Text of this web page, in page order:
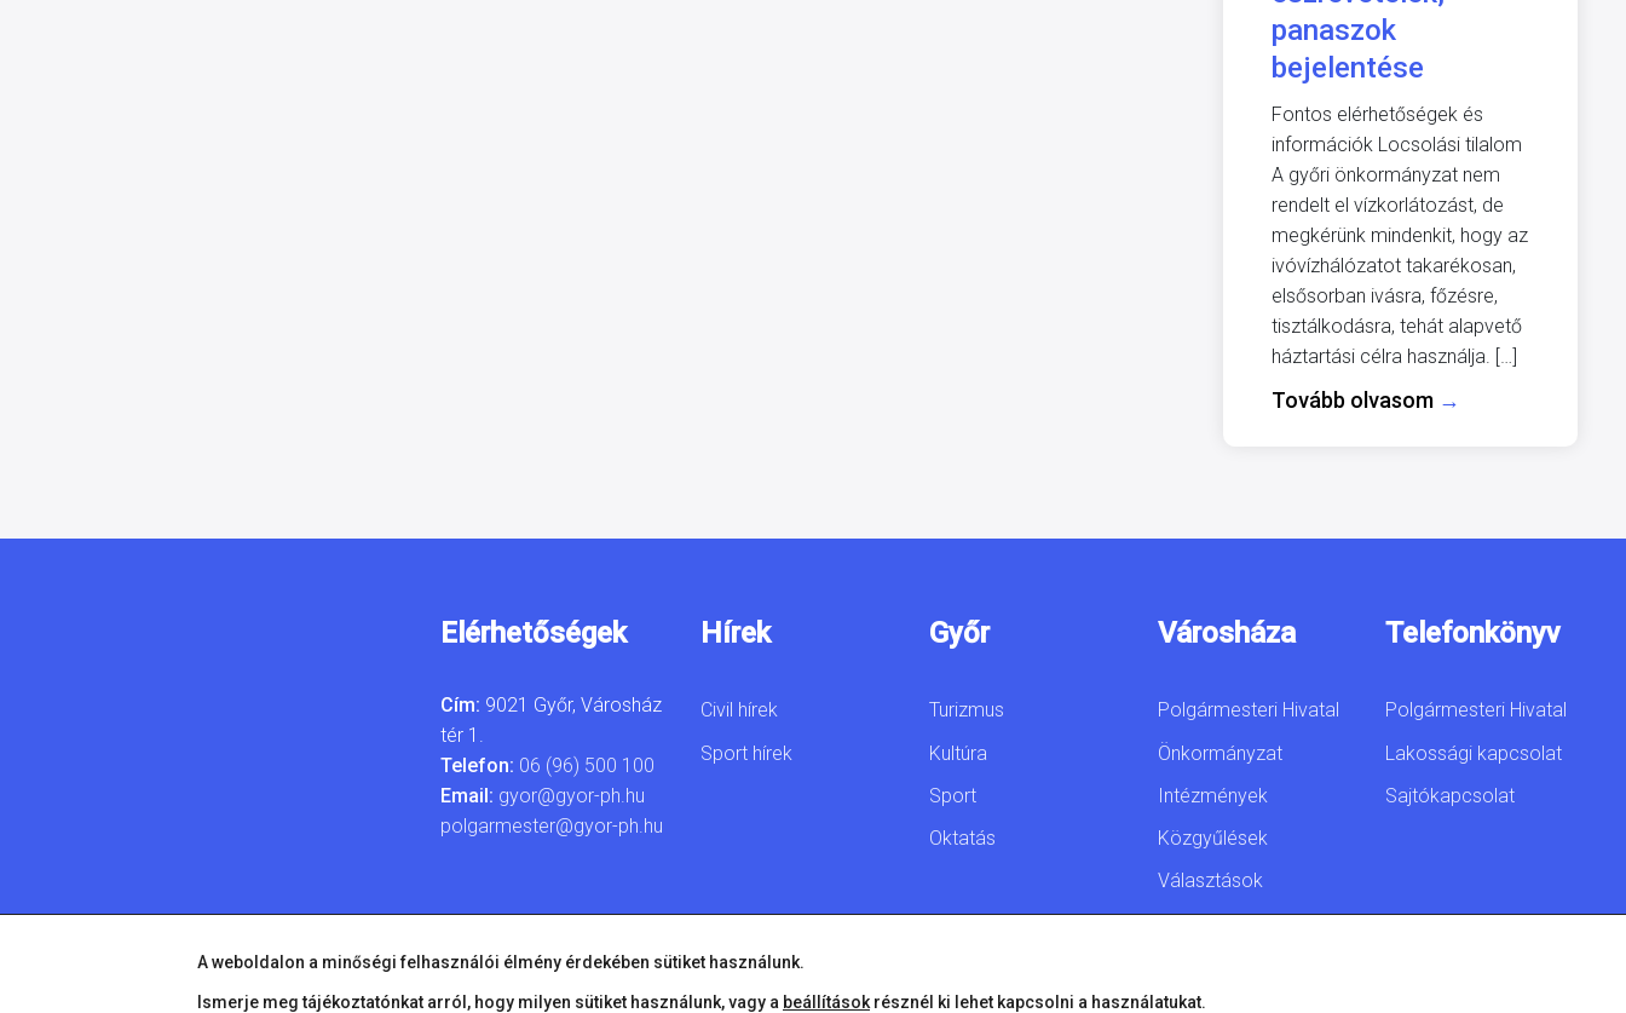
panaszok
bejelentése
Fontos elérhetőségek és
információk Locsolási tilalom
A győri önkormányzat nem
rendelt el vízkorlátozást, de
megkérünk mindenkit, hogy az
ivóvízhálózatot takarékosan,
elsősorban ivásra, főzésre,
tisztálkodásra, tehát alapvető
háztartási célra használja. […]
Tovább olvasom →
Elérhetőségek
Cím: 9021 Győr, Városház
tér 1.
Telefon: 06 (96) 500 100
Email: gyor@gyor-ph.hu
polgarmester@gyor-ph.hu
Hírek
Civil hírek
Sport hírek
Győr
Turizmus
Kultúra
Sport
Oktatás
Városháza
Polgármesteri Hivatal
Önkormányzat
Intézmények
Közgyűlések
Választások
Telefonkönyv
Polgármesteri Hivatal
Lakossági kapcsolat
Sajtókapcsolat
A weboldalon a minőségi felhasználói élmény érdekében sütiket használunk.
Ismerje meg tájékoztatónkat arról, hogy milyen sütiket használunk, vagy a beállítások résznél ki lehet kapcsolni a használatukat.